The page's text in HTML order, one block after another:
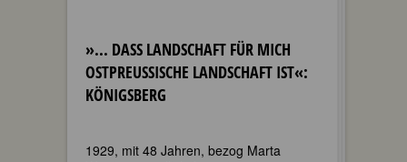
»... DASS LANDSCHAFT FÜR MICH
OSTPREUSSISCHE LANDSCHAFT IST«: K
ÖNIGSBERG
1929, mit 48 Jahren, bezog Marta